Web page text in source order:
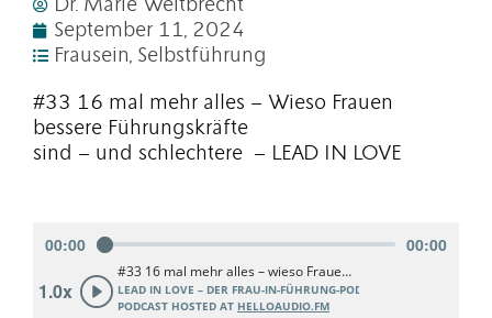
Dr. Marie Weitbrecht
September 11, 2024
Frausein, Selbstführung
#33 16 mal mehr alles – Wieso Frauen
bessere Führungskräfte
sind – und schlechtere – LEAD IN LOVE